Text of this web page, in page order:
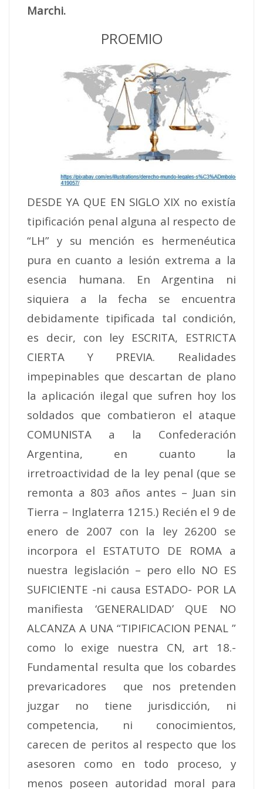
Marchi.
PROEMIO
DESDE YA QUE EN SIGLO XIX no existía
tipificación penal alguna al respecto de
“LH” y su mención es hermenéutica
pura en cuanto a lesión extrema a la
esencia humana. En Argentina ni
siquiera a la fecha se encuentra
debidamente tipificada tal condición,
es decir, con ley ESCRITA, ESTRICTA
CIERTA Y PREVIA. Realidades
impepinables que descartan de plano
la aplicación ilegal que sufren hoy los
soldados que combatieron el ataque
COMUNISTA a la Confederación
Argentina, en cuanto la
irretroactividad de la ley penal (que se
remonta a 803 años antes – Juan sin
Tierra – Inglaterra 1215.) Recién el 9 de
enero de 2007 con la ley 26200 se
incorpora el ESTATUTO DE ROMA a
nuestra legislación – pero ello NO ES
SUFICIENTE -ni causa ESTADO- POR LA
manifiesta ‘GENERALIDAD’ QUE NO
ALCANZA A UNA “TIPIFICACION PENAL ”
como lo exige nuestra CN, art 18.-
Fundamental resulta que los cobardes
prevaricadores que nos pretenden
juzgar no tiene jurisdicción, ni
competencia, ni conocimientos,
carecen de peritos al respecto que los
asesoren como en todo proceso, y
menos poseen autoridad moral para